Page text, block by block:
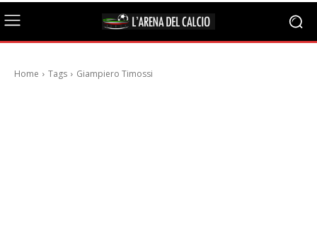
Home Tags Giampiero Timossi